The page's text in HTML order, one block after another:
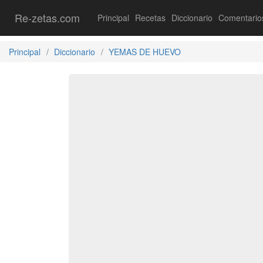
Re-zetas.com Principal Recetas Diccionario
Principal Diccionario YEMAS DE HUEVO